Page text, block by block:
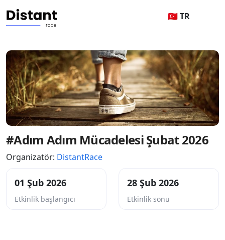
🇹🇷 TR
#Adım Adım Mücadelesi Şubat 2026
Organizatör: DistantRace
01 Şub 2026
Etkinlik başlangıcı
28 Şub 2026
Etkinlik sonu